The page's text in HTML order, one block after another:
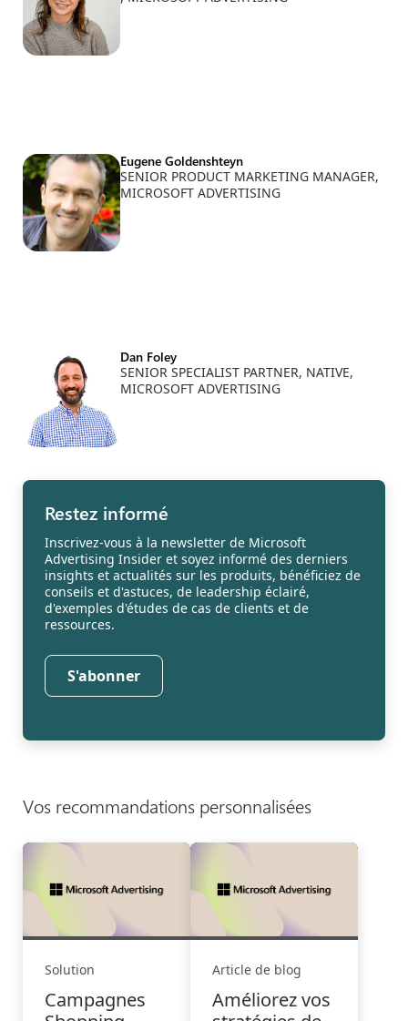
Eugene Goldenshteyn
SENIOR PRODUCT MARKETING MANAGER,
MICROSOFT ADVERTISING
Dan Foley
SENIOR SPECIALIST PARTNER, NATIVE,
MICROSOFT ADVERTISING
Restez informé
Inscrivez-vous à la newsletter de Microsoft
Advertising Insider et soyez informé des derniers
insights et actualités sur les produits, bénéficiez de
conseils et d'astuces, de leadership éclairé,
d'exemples d'études de cas de clients et de
ressources.
S'abonner
Vos recommandations personnalisées
Solution
Campagnes
Article de blog
Améliorez vos